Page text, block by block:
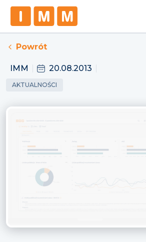
Powrót
IMM 20.08.2013
AKTUALNOŚCI